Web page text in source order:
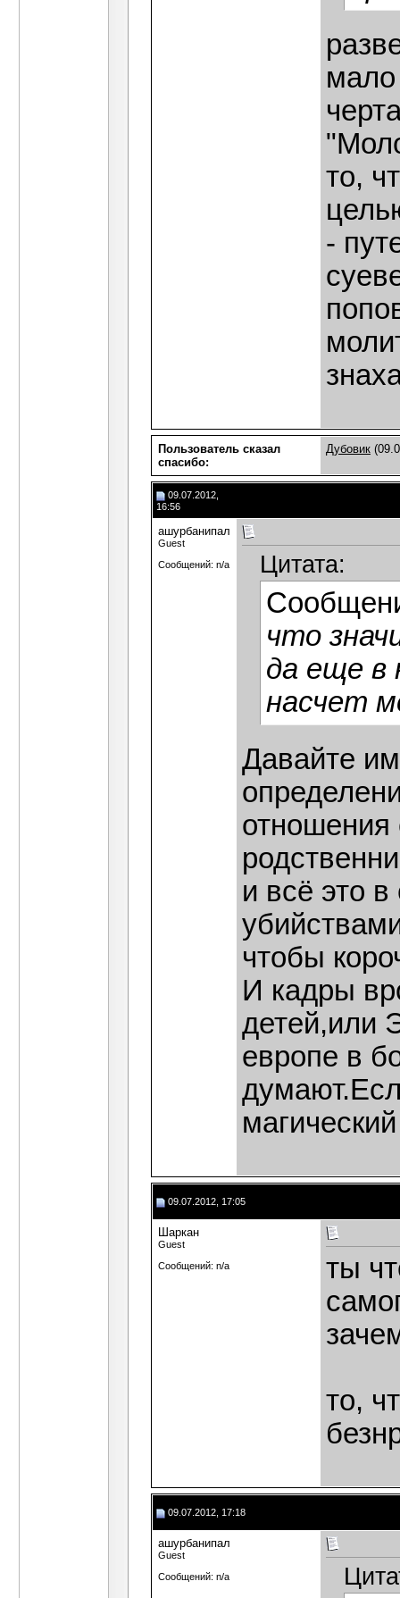
мало
то,
-
Пользователь сказал
cпасибо:
Дубовик
09.07.2012,
16:56
ашурбанипал
Guest
Сообщений: n/a
Цитата:
что
да еще в
насчет
Давайте им
отношения
и всё это
чтобы
И кадры
детей,или
европе в
09.07.2012, 17:05
Шаркан
Guest
Сообщений: n/a
ты
то,
09.07.2012, 17:18
ашурбанипал
Guest
Сообщений: n/a